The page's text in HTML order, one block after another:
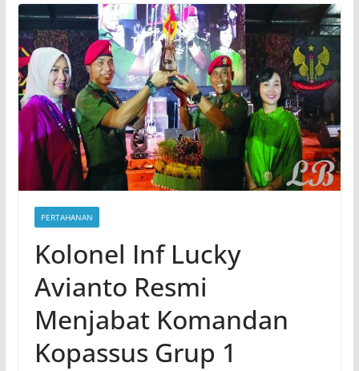
PERTAHANAN
Kolonel Inf Lucky
Avianto Resmi
Menjabat Komandan
Kopassus Grup 1